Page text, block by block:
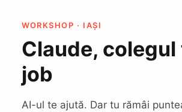
WORKSHOP · IAȘI
Claude, colegul
job
AI-ul te ajută. Dar tu rămâi